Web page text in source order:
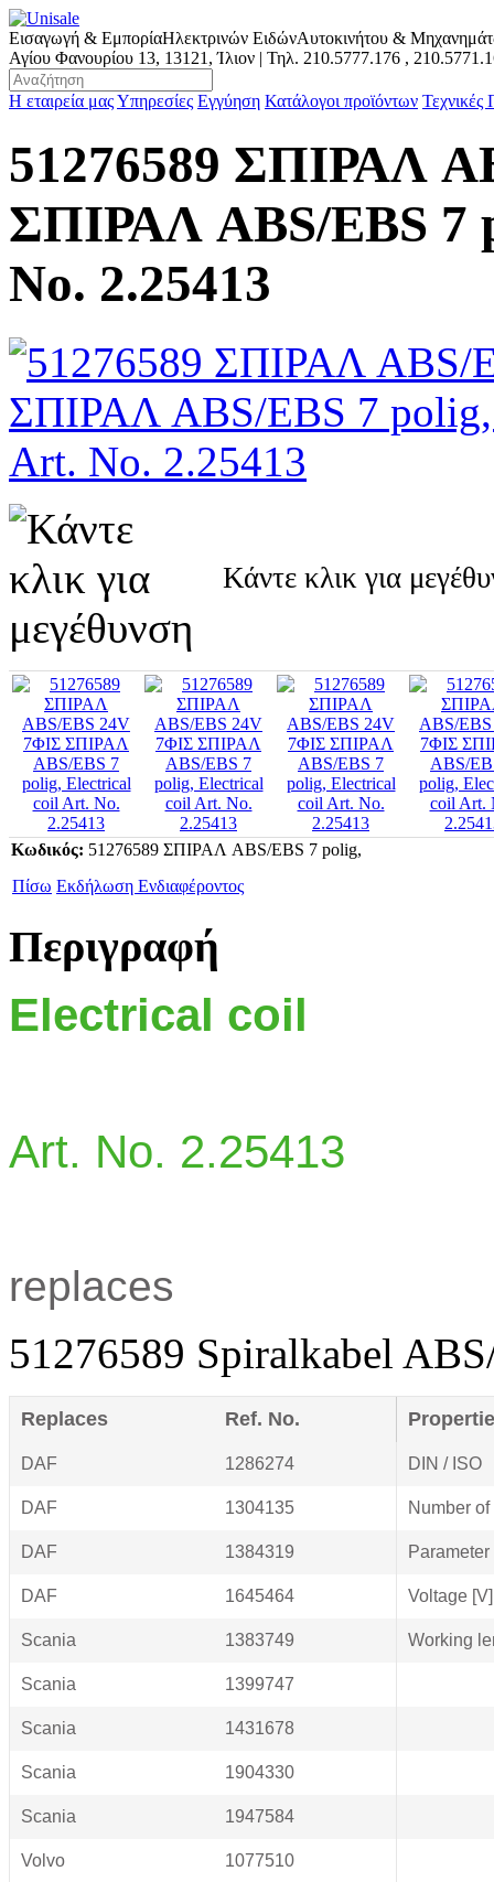
Εισαγωγή & ΕμπορίαΗλεκτρινών ΕιδώνΑυτοκινήτου &
Αγίου Φανουρίου 13, 13121, Ίλιον | Τηλ. 210.5777.176 ,
Η εταιρεία μαςΥπηρεσίες Εγγύηση Κατάλογοι προϊόντων Τεχνικές
51276589 ΣΠΙΡΑΛ
ΣΠΙΡΑΛ ABS/EBS 7
No. 2.25413
Κάντε κλικ για
Κωδικός: 51276589 ΣΠΙΡΑΛ ABS/EBS 7 polig,
Πίσω Εκδήλωση Ενδιαφέροντος
Περιγραφή
Electrical coil
Art. No. 2.25413
replaces
51276589 Spiralkabel
Replaces Ref. No.
DAF 1286274 DIN / ISO
DAF 1304135 Number
DAF 1384319 Parameter
DAF 1645464 Voltage [V]
Scania 1383749 Working
Scania 1399747
Scania 1431678
Scania 1904330
Scania 1947584
Volvo 1077510